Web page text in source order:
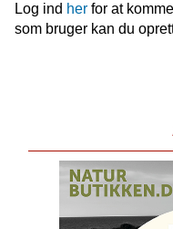
Log ind herfor at
som bruger kan du